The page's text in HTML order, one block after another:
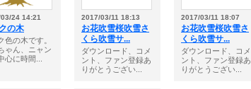
24 14:21
の木
色の木です。
ゃん、ニャン
心に時間...
2017/03/11 18:13
お花吹雪桜吹雪さ
くら吹雪サ...
ダウンロード、コメ
ント、ファン登録あ
りがとうござい...
2017/03/11 18:07
お花吹雪桜吹雪さ
くら吹雪サ...
ダウンロード、コメ
ント、ファン登録あ
りがとうござい...